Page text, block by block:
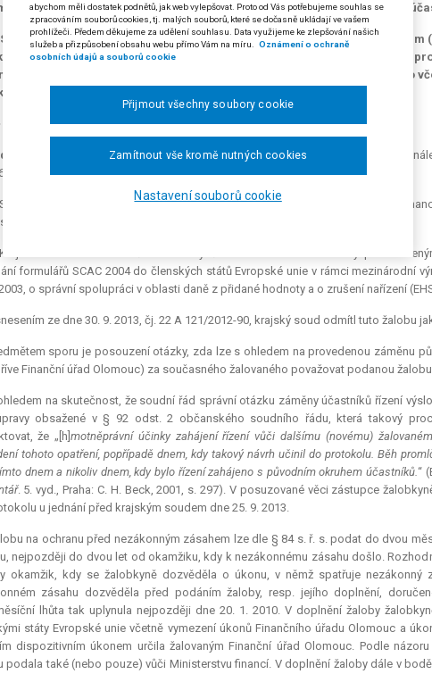
žalovanému je tedy nutné vycházet ze dne podání návrhu na záměnu
lhůta pro podání žaloby na ochranu před nezákonným zásahem
se žalobce dozvěděl o nezákonném zásahu. Rozhodným okamžikem
se žalobce dozvěděl o jednání, v němž spatřuje nezákonný zásah, a to
zásahu dopustil.
rozsudku Nejvyššího správního soudu ze dne 27. 2. 2014, čj. 9 Aps 15/2013-59)
č. 534/2005 Sb. NSS, č. 1718/2008 Sb. NSS a č. 1773/2009 Sb. NSS;
Společnost s ručením omezeným Glaudius International proti Ministerstvu
žalobkyně.
soudu v Ostravě se žalobkyně domáhala soudní ochrany před
formulářů SCAC 2004 do členských států Evropské unie v rámci mezinárodní
o správní spolupráci v oblasti daně z přidané hodnoty a o zrušení nařízení
ze dne 30. 9. 2013, čj. 22 A 121/2012-90, krajský soud odmítl tuto žalobu
sporu je posouzení otázky, zda lze s ohledem na provedenou záměnu
Finanční úřad Olomouc) za současného žalovaného považovat podanou
na skutečnost, že soudní řád správní otázku záměny účastníků řízení
obsažené v § 92 odst. 2 občanského soudního řádu, která takový
že „[h]motněprávní účinky zahájení řízení vůči dalšímu (novému)
tohoto opatření, popřípadě dnem, kdy takový návrh učinil do protokolu. Běh
dnem a nikoliv dnem, kdy bylo řízení zahájeno s původním okruhem účastníků.“
. 5. vyd., Praha: C. H. Beck, 2001, s. 297). V posuzované věci zástupce
u jednání před krajským soudem dne 25. 9. 2013.
na ochranu před nezákonným zásahem lze dle § 84 s. ř. s. podat do dvou
nejpozději do dvou let od okamžiku, kdy k nezákonnému zásahu došlo.
okamžik, kdy se žalobkyně dozvěděla o úkonu, v němž spatřuje nezákonný
zásahu dozvěděla před podáním žaloby, resp. jejího doplnění,
lhůta tak uplynula nejpozději dne 20. 1. 2010. V doplnění žaloby
státy Evropské unie včetně vymezení úkonů Finančního úřadu Olomouc a
dispozitivním úkonem určila žalovaným Finanční úřad Olomouc. Podle
podala také (nebo pouze) vůči Ministerstvu financí. V doplnění žaloby dále v
abychom měli dostatek podnětů, jak web vylepšovat. Proto od Vás potřebujeme souhlas se
zpracováním souborů cookies, tj. malých souborů, které se dočasně ukládají ve vašem
prohlížeči. Předem děkujeme za udělení souhlasu. Data využijeme ke zlepšování našich
služeb a přizpůsobení obsahu webu přímo Vám na míru.
Oznámení o ochraně
osobních údajů a souborů cookie
Nastavení souborů cookie
Zamítnout vše kromě nutných cookies
Přijmout všechny soubory cookie